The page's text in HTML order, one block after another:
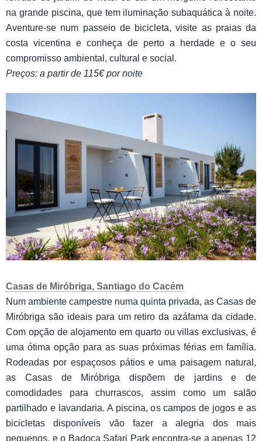
na grande piscina, que tem iluminação subaquática à noite.
Aventure-se num passeio de bicicleta, visite as praias da
costa vicentina e conheça de perto a herdade e o seu
compromisso ambiental, cultural e social.
Preços: a partir de 115€ por noite
Casas de Miróbriga, Santiago do Cacém
Num ambiente campestre numa quinta privada, as Casas de
Miróbriga são ideais para um retiro da azáfama da cidade.
Com opção de alojamento em quarto ou villas exclusivas, é
uma ótima opção para as suas próximas férias em família.
Rodeadas por espaçosos pátios e uma paisagem natural,
as Casas de Miróbriga dispõem de jardins e de
comodidades para churrascos, assim como um salão
partilhado e lavandaria. A piscina, os campos de jogos e as
bicicletas disponíveis vão fazer a alegria dos mais
pequenos, e o Badoca Safari Park encontra-se a apenas 12